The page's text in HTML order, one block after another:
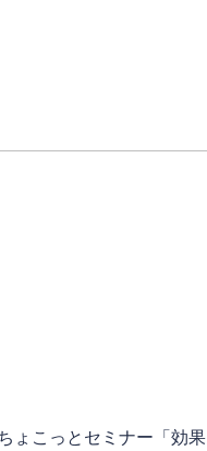
ょこっとセミナー「効果